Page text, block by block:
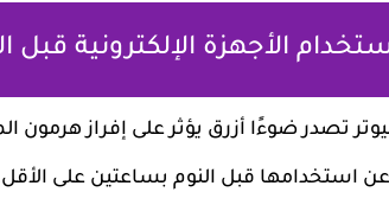
تصدر ضوءًا أزرق يؤثر على إفراز هرمون
استخدامها قبل النوم بساعتين على